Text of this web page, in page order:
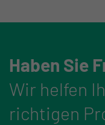
Haben Sie
Wir helfen
richtigen